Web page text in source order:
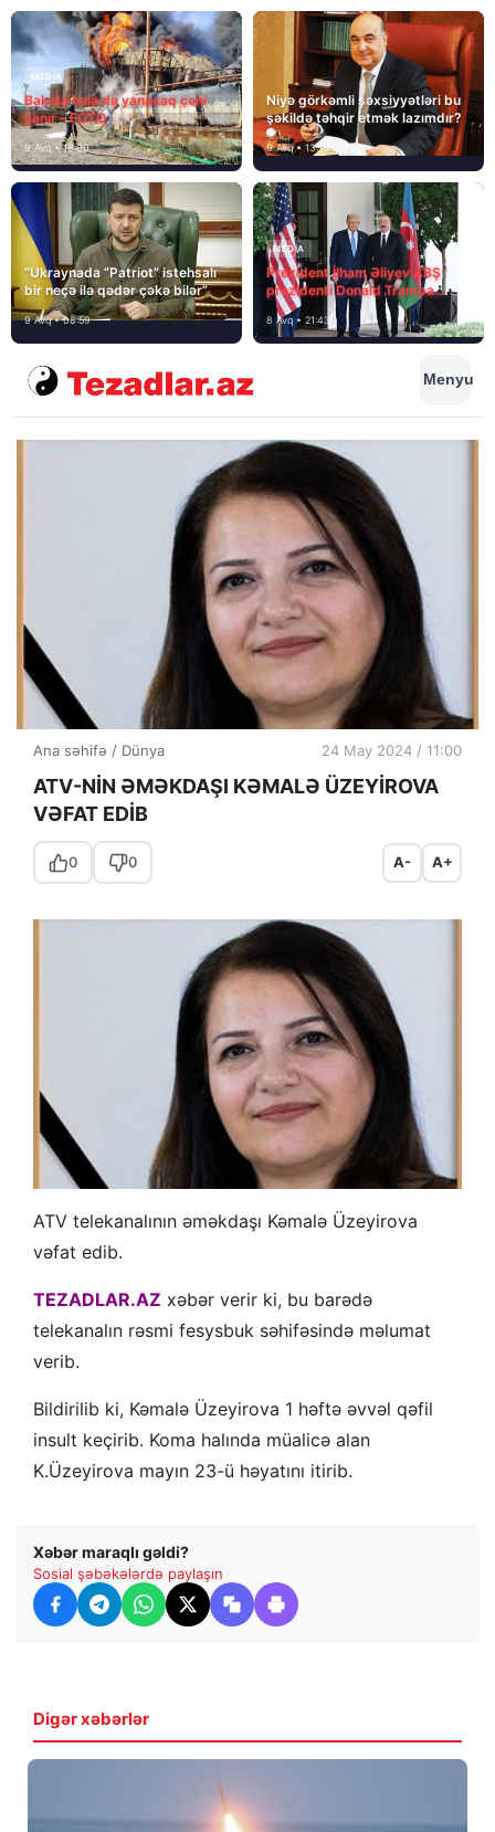
MEDİA
Bakıda hələ də yanacaq çəni
yanır – FOTO
9 Avq • 18:00
Niyə görkəmli şəxsiyyətləri bu
şəkildə təhqir etmək lazımdır?
9 Avq • 13:16
“Ukraynada “Patriot” istehsalı
bir neçə ilə qədər çəkə bilər”
9 Avq • 08:59
MEDİA
Prezident İlham Əliyev ABŞ
prezidenti Donald Trampa
məktubunda yazıb ki…
8 Avq • 21:43
Menyu
Ana səhifə / Dünya 24 May 2024 / 11:00
ATV-NİN ƏMƏKDAŞI KƏMALƏ ÜZEYİROVA
VƏFAT EDİB
0 0 A- A+
ATV telekanalının əməkdaşı Kəmalə Üzeyirova
vəfat edib.
TEZADLAR.AZ xəbər verir ki, bu barədə
telekanalın rəsmi fesysbuk səhifəsində məlumat
verib.
Bildirilib ki, Kəmalə Üzeyirova 1 həftə əvvəl qəfil
insult keçirib. Koma halında müalicə alan
K.Üzeyirova mayın 23-ü həyatını itirib.
Xəbər maraqlı gəldi?
Sosial şəbəkələrdə paylaşın
Digər xəbərlər